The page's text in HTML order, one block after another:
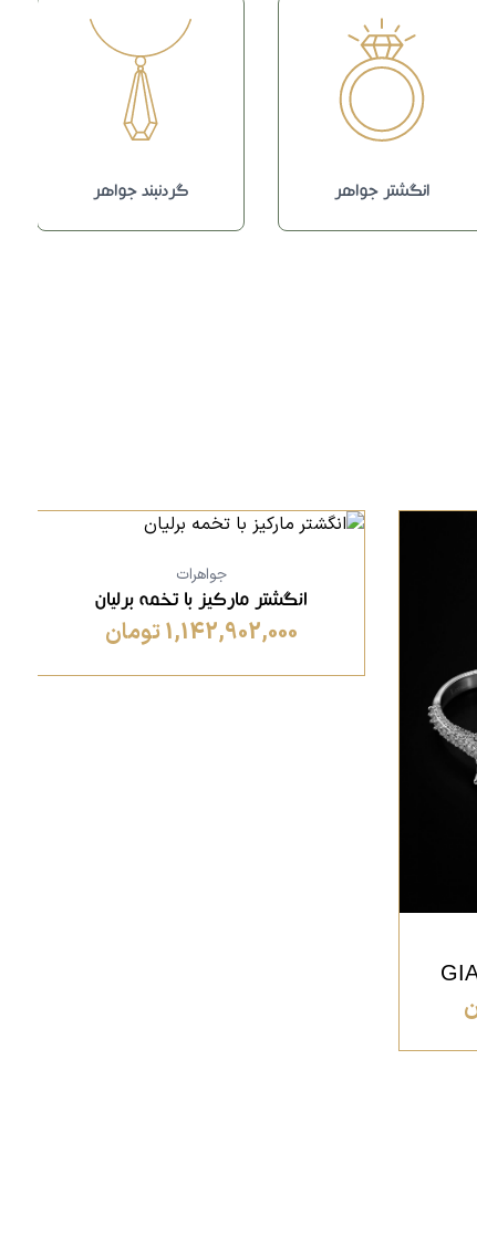
انگشتر جواهر گردنبند جواهر
جواهرات
انگشتر مارکیز با تخمه برلیان
1,142,902,000 تومان